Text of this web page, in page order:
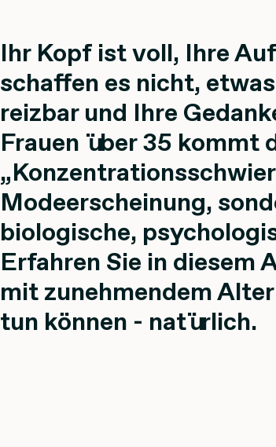
Ihr Kopf ist voll, Ihre
schaffen es nicht,
reizbar und Ihre
Frauen über 35 kommt
Modeerscheinung,
biologische,
Erfahren Sie in diesem
mit zunehmendem
tun können - natürlich.